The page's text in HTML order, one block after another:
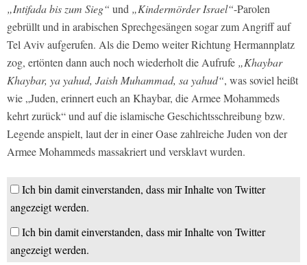
„Intifada bis zum Sieg“ und „Kindermörder Israel“-Parolen
gebrüllt und in arabischen Sprechgesängen sogar zum Angriff auf
Tel Aviv aufgerufen. Als die Demo weiter Richtung Hermannplatz
zog, ertönten dann auch noch wiederholt die Aufrufe „Khaybar
Khaybar, ya yahud, Jaish Muhammad, sa yahud“, was soviel heißt
wie „Juden, erinnert euch an Khaybar, die Armee Mohammeds
kehrt zurück“ und auf die islamische Geschichtsschreibung bzw.
Legende anspielt, laut der in einer Oase zahlreiche Juden von der
Armee Mohammeds massakriert und versklavt wurden.
Ich bin damit einverstanden, dass mir Inhalte von Twitter
angezeigt werden.
Ich bin damit einverstanden, dass mir Inhalte von Twitter
angezeigt werden.